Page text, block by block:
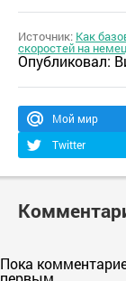
Источник: Как
скоростей на
Опубликовал:
Мой мир
Twitter
Пока